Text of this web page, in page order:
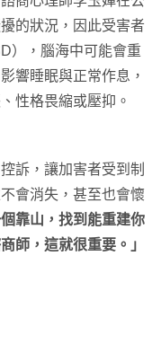
的狀況，因此受害者
），腦海中可能會重
響睡眠與正常作息，
性格畏縮或壓抑。
訴，讓加害者受到制
會消失，甚至也會懷
個靠山，找到能重建你
師，這就很重要。」